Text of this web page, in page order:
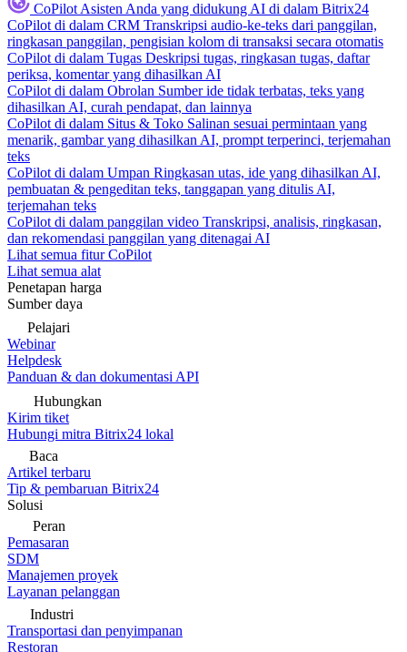
CoPilot Asisten Anda yang didukung AI di dalam Bitrix24
CoPilot di dalam CRM Transkripsi audio-ke-teks dari panggilan,
ringkasan panggilan, pengisian kolom di transaksi secara otomatis
CoPilot di dalam Tugas Deskripsi tugas, ringkasan tugas, daftar
periksa, komentar yang dihasilkan AI
CoPilot di dalam Obrolan Sumber ide tidak terbatas, teks yang
dihasilkan AI, curah pendapat, dan lainnya
CoPilot di dalam Situs & Toko Salinan sesuai permintaan yang
menarik, gambar yang dihasilkan AI, prompt terperinci, terjemahan
teks
CoPilot di dalam Umpan Ringkasan utas, ide yang dihasilkan AI,
pembuatan & pengeditan teks, tanggapan yang ditulis AI,
terjemahan teks
CoPilot di dalam panggilan video Transkripsi, analisis, ringkasan,
dan rekomendasi panggilan yang ditenagai AI
Lihat semua fitur CoPilot
Lihat semua alat
Penetapan harga
Sumber daya
Pelajari
Webinar
Helpdesk
Panduan & dan dokumentasi API
Hubungkan
Kirim tiket
Hubungi mitra Bitrix24 lokal
Baca
Artikel terbaru
Tip & pembaruan Bitrix24
Solusi
Peran
Pemasaran
SDM
Manajemen proyek
Layanan pelanggan
Industri
Transportasi dan penyimpanan
Restoran